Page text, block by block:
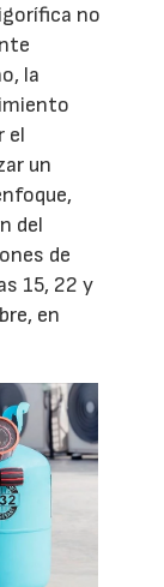
no
la
el
un
del
de
15, 22 y
en